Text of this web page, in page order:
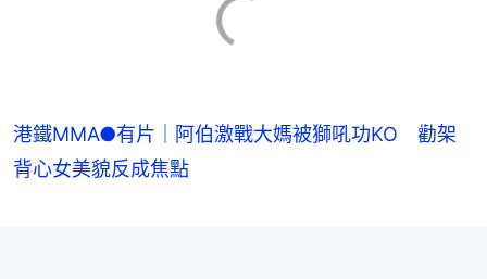
港鐵MMA●有片｜阿伯激戰大媽被獅吼功KO 勸架
背心女美貌反成焦點